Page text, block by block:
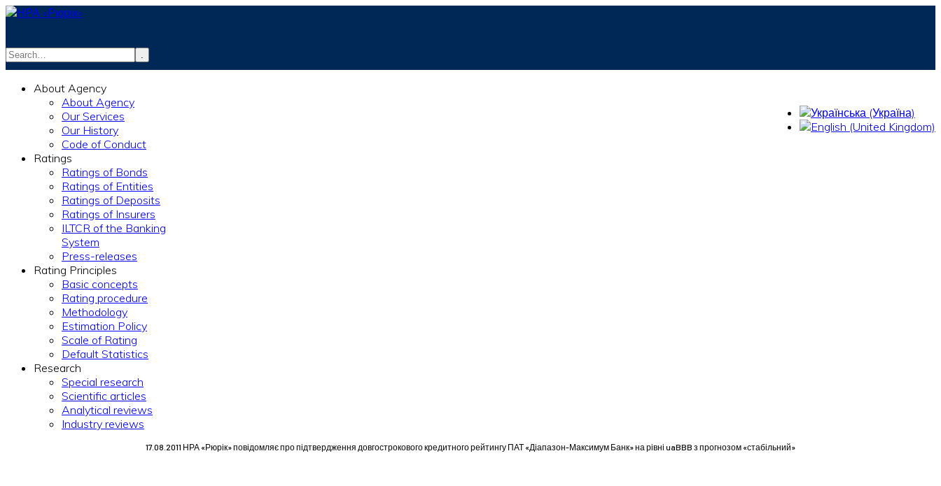
.
info@rurik.com.ua
About Agency
About Agency
Our Services
Our History
Code of Conduct
Ratings
Ratings of Bonds
Ratings of Entities
Ratings of Deposits
Ratings of Insurers
ILTCR of the Banking
System
Press-releases
Rating Principles
Basic concepts
Rating procedure
Methodology
Estimation Policy
Scale of Rating
Default Statistics
Research
Special research
Scientific articles
Analytical reviews
Industry reviews
17.08.2011 НРА «Рюрік» повідомляє про підтвердження довгострокового кредитного рейтингу ПАТ «Діапазон-Максимум Банк» на рівні uaBBB з прогнозом «стабільний»